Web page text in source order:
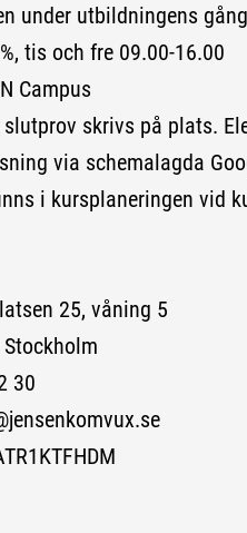
under utbildningens
tis och fre 09.00-16.00
Campus
skrivs på plats.
via schemalagda
i kursplaneringen vid
25, våning 5
30